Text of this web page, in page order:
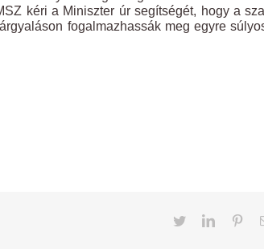
kéri a Miniszter úr segítségét, hogy a
fogalmazhassák meg egyre
TwitterLinkedIn